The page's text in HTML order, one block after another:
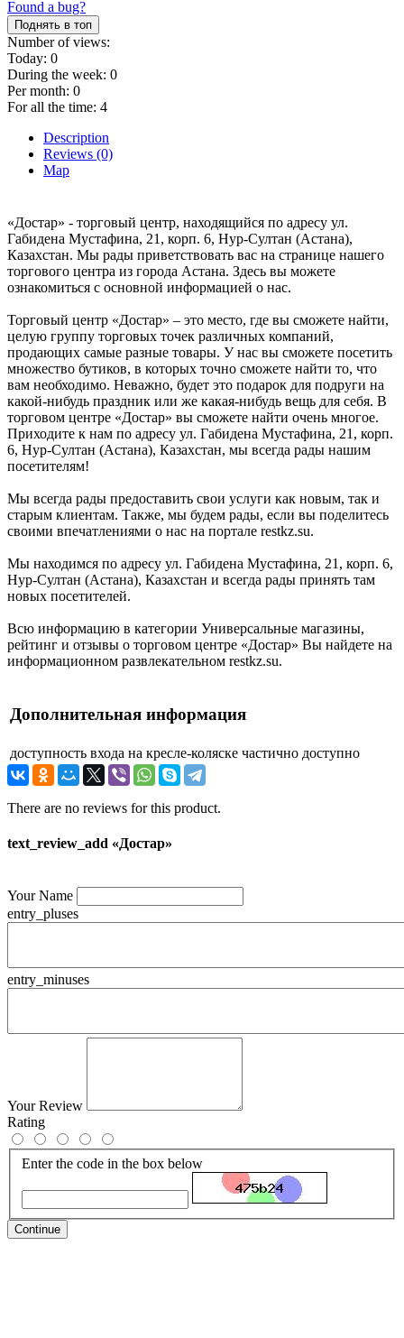
Found a bug?
Поднять в топ
Number of views:
Today: 0
During the week: 0
Per month: 0
For all the time: 4
Description
Reviews (0)
Map
«Достар» - торговый центр, находящийся по адресу ул.
Габидена Мустафина, 21, корп. 6, Нур-Султан (Астана),
Казахстан. Мы рады приветствовать вас на странице нашего
торгового центра из города Астана. Здесь вы можете
ознакомиться с основной информацией о нас.
Торговый центр «Достар» – это место, где вы сможете найти,
целую группу торговых точек различных компаний,
продающих самые разные товары. У нас вы сможете посетить
множество бутиков, в которых точно сможете найти то, что
вам необходимо. Неважно, будет это подарок для подруги на
какой-нибудь праздник или же какая-нибудь вещь для себя. В
торговом центре «Достар» вы сможете найти очень многое.
Приходите к нам по адресу ул. Габидена Мустафина, 21, корп.
6, Нур-Султан (Астана), Казахстан, мы всегда рады нашим
посетителям!
Мы всегда рады предоставить свои услуги как новым, так и
старым клиентам. Также, мы будем рады, если вы поделитесь
своими впечатлениями о нас на портале restkz.su.
Мы находимся по адресу ул. Габидена Мустафина, 21, корп. 6,
Нур-Султан (Астана), Казахстан и всегда рады принять там
новых посетителей.
Всю информацию в категории Универсальные магазины,
рейтинг и отзывы о торговом центре «Достар» Вы найдете на
информационном развлекательном restkz.su.
Дополнительная информация
доступность входа на кресле-коляске частично доступно
There are no reviews for this product.
text_review_add «Достар»
Your Name
entry_pluses
entry_minuses
Your Review
Rating
Enter the code in the box below
Continue